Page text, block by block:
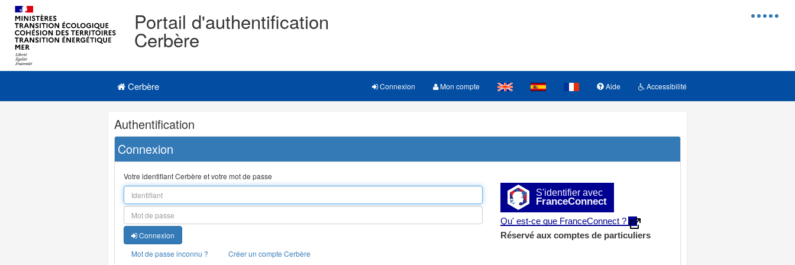
Menu
Portail d'authentification
Cerbère
Navigation
Menu principal
Cerbère Connexion Mon compte Aide Accessibilité
Navigation
et
outils
annexes
Authentification
Connexion
S'identifier avec
FranceConnect
Qu' est-ce que FranceConnect ?
Réservé aux comptes de particuliers
Votre identifiant Cerbère et votre mot de passe
Connexion
Mot de passe inconnu ?
Créer un compte Cerbère